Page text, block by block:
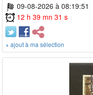
09-08-2026 à 08:19:51
12 h 39 mn 31 s
+ ajout à ma sélection